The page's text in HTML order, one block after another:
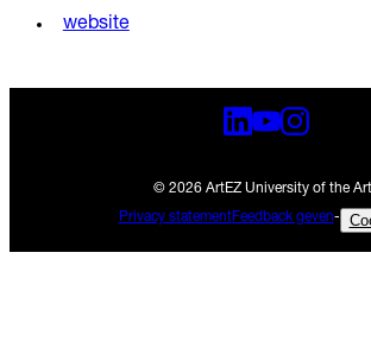
website
© 2026 ArtEZ University of the
Privacy statementFeedback geven-